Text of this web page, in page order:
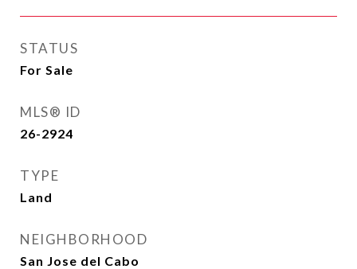
STATUS
For Sale
MLS® ID
26-2924
TYPE
Land
NEIGHBORHOOD
San Jose del Cabo